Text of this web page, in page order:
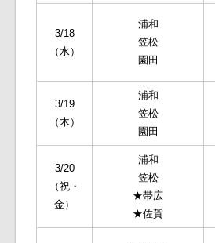
3/18
（水）
浦和
笠松
園田
3/19
（木）
浦和
笠松
園田
3/20
（祝・
金）
浦和
笠松
★帯広
★佐賀